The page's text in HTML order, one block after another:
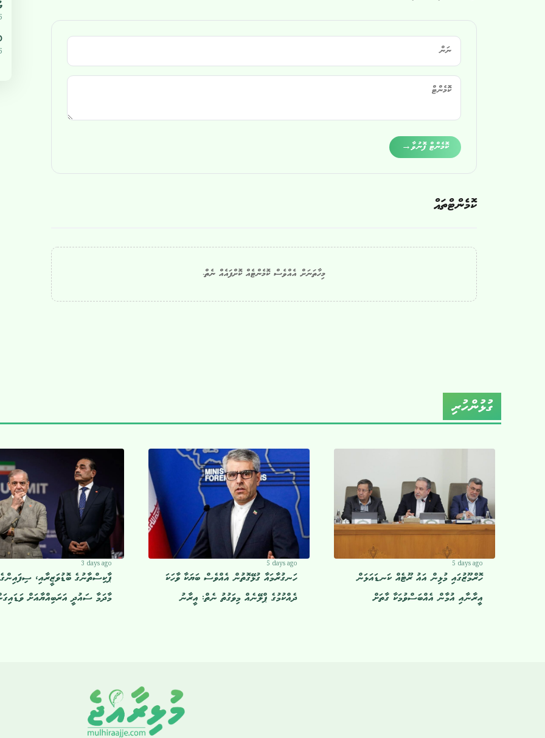
ކޮމެންޓް ފޮނުވާ→
ކޮމެންޓްތައް
މިހާތަނަށް އެއްވެސް ކޮމެންޓެއް ކޮށްފައެއް ނެތް.
ގުޅުންހުރި
3 days ago
ޕާކިސްތާނުގެ ބޮޑުވަޒީރާއި،
މާދަމާ ސައުދީ އަރަބިއްޔާއަށް
5 days ago
ހަނގުރާމައާ ގުޅޭގޮތުން އެއްވެސް ބަޔަކާ ވާހަކަ
ދެއްކުމުގެ ޕްލޭނެއް މިވަގުތު ނެތް: އީރާނު
5 days ago
ހޮރްމޫޒުގައި މުޅިން އައު ރޫޓެއް ކަނޑައަޅަން
އީރާނާއި އުމާން އެއްބަސްވުމަކާ ގާތަށް